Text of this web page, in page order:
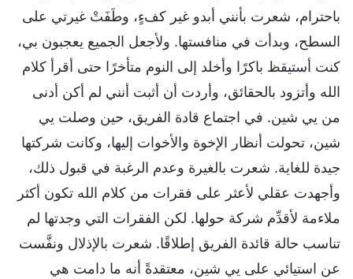
باحترام، شعرت بأنني أبدو غير كفءٍ، وطَفَتْ غيرتي على
السطح، وبدأت في منافستها. ولأجعل الجميع يعجبون بي،
كنت أستيقظ باكرًا وأخلد إلى النوم متأخرًا حتى أقرأ كلام
الله وأتزود بالحقائق، وأردت أن أثبت أنني لم أكن أدنى
من يي شين. في اجتماع قادة الفريق، حين وصلت يي
شين، تحولت أنظار الإخوة والأخوات إليها، وكانت شركتها
جيدة للغاية. شعرت بالغيرة وعدم الرغبة في قبول ذلك،
وأجهدت عقلي لأعثر على فقرات من كلام الله تكون أكثر
ملاءمة لأقدِّم شركة حولها. لكن الفقرات التي وجدتها لم
تناسب حالة قائدة الفريق إطلاقًا. شعرت بالإذلال ونفَّست
عن استيائي على يي شين، معتقدةً أنه ما دامت هي